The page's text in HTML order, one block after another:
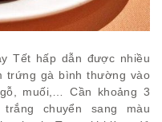
Tết hấp dẫn được nhiều
trứng gà bình thường vào
muối,… Cần khoảng 3
chuyển sang màu